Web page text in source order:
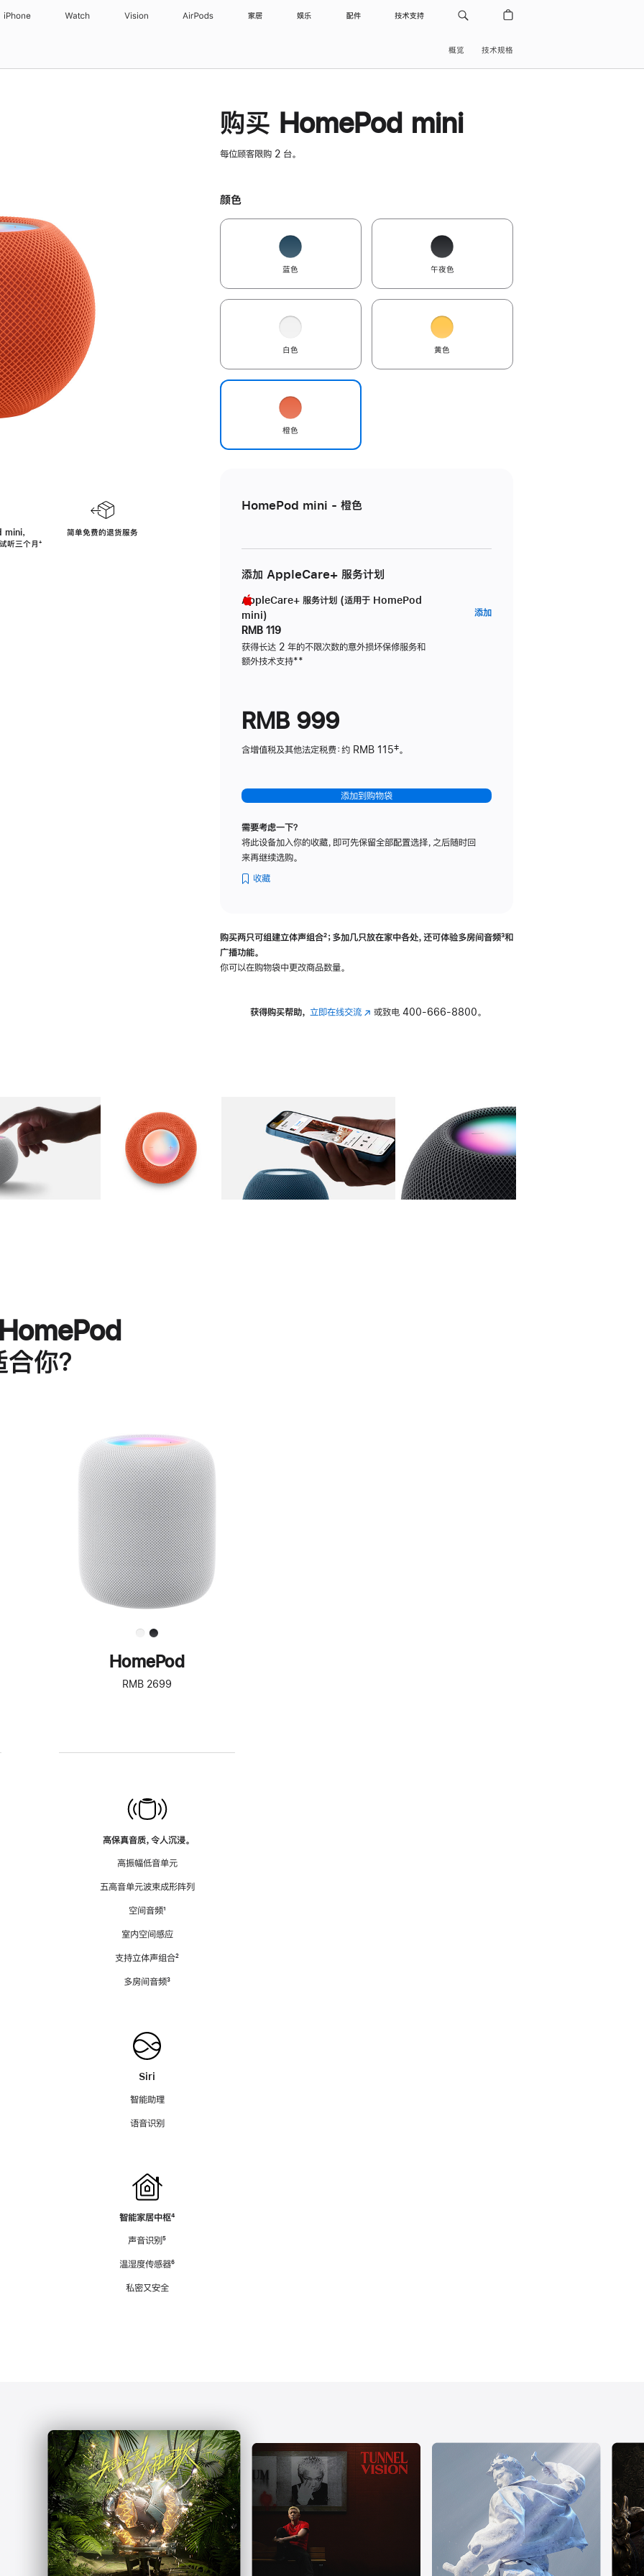
iPhone Watch Vision AirPods 家居 娱乐 配件 技术支持
概览 技术规格
，
听三个月脚
⁺
简单免费的退货服务
购买 HomePod mini
每位顾客限购 2 台。
颜色
蓝色 午夜色
白色 黄色
橙色
HomePod mini - 橙色
添加 AppleCare+ 服务计划
AppleCare+ 服务计划 (适用于 HomePod
mini)
RMB 119
获得长达 2 年的不限次数的意外损坏保修服务和
额外技术支持脚
**
添加AppleCare+
RMB 999
含增值税及其他法定税费：约 RMB 115‡。
添加到购物袋
需要考虑一下？
将此设备加入你的收藏，即可先保留全部配置选择，之后随时回
来再继续选购。
收藏
购买两只可组建立体声组合脚
²；多加几只放在家中各处，还可体验多‍房‍间音频脚
³和
广播功能。
你可以在购物袋中更改商品数量。
获得购买帮助， 立即在线交流(在 或致电 400-666-8800。
图库 图像 图库 图像 图库 图像 4 图库 图像 5
你？
进
一
步
了
解
HomePod<
HomePod
RMB 2699
高保真音质，令人沉浸。
高振幅低音单元
五高音单元波束成形阵列
空间音频脚
¹
室内空间感应
支持立体声组合脚
²
多房间音频脚
³
Siri
智能助理
语音识别
智能家居中枢脚
⁴
声音识别脚
⁵
温湿度传感器脚
⁶
私密又安全